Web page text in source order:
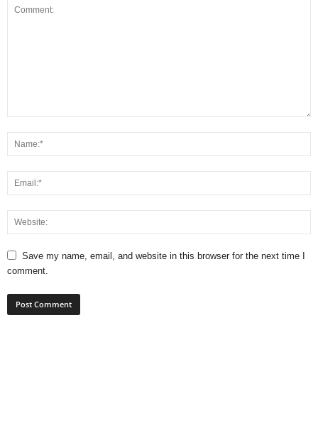
Save my name, email, and website in this browser for the next time I
comment.